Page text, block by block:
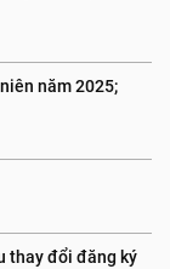
năm 2025;
thay đổi đăng ký